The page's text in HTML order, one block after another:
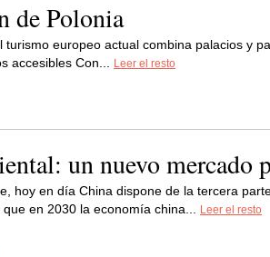
de Polonia
turismo europeo actual combina palacios y
accesibles Con...
Leer el resto
un nuevo mercado
hoy en día China dispone de la tercera
en 2030 la economía china...
Leer el resto